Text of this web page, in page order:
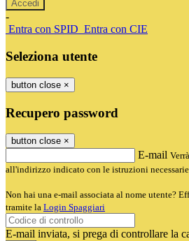
-
Entra con SPID Entra con CIE
Seleziona utente
button close ×
Recupero password
button close ×
E-mail
all'indirizzo indicato con le istruzioni
Non hai una e-mail associata al nome utente?
tramite la Login Spaggiari
E-mail inviata, si prega di controllare la